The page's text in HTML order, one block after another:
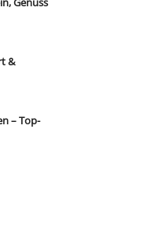
&
– Top-